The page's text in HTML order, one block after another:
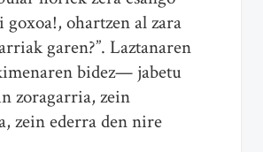
goxoa!, ohartzen al zara
garen?”. Laztanaren
bidez— jabetu
zoragarria, zein
zein ederra den nire